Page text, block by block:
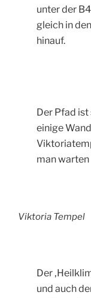
unter der
gleich in
hinauf.
Der Pfad ist
einige
man
Viktoria Tempel
Der
und auch